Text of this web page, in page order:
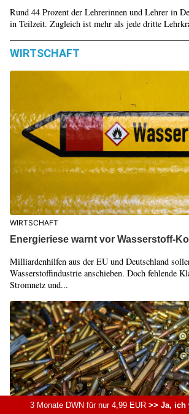
Rund 44 Prozent der Lehrerinnen und Lehrer in
in Teilzeit. Zugleich ist mehr als jede dritte
WIRTSCHAFT
WIRTSCHAFT
Energieriese warnt vor Wasserstoff-
Milliardenhilfen aus der EU und Deutschland
Wasserstoffindustrie anschieben. Doch fehlende
Stromnetz und...
3 Monate DWN für nur 4,99 EUR>> Ja, ich